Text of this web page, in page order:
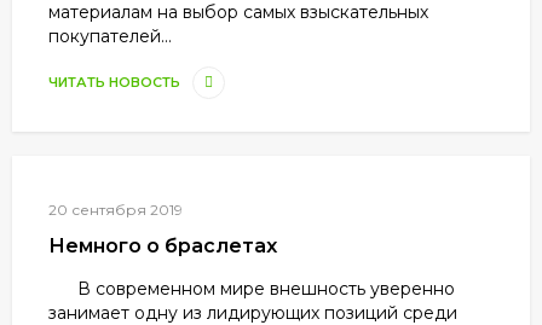
материалам на выбор самых взыскательных
покупателей...
ЧИТАТЬ НОВОСТЬ
20 сентября 2019
Немного о браслетах
В современном мире внешность уверенно
занимает одну из лидирующих позиций среди